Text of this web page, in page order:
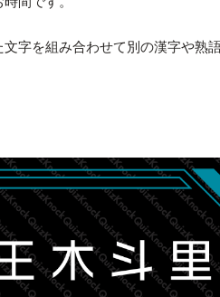
文字を組み合わせて別の漢字や熟